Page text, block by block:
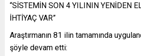
“SİSTEMİN SON 4 YILININ YENİDEN
İHTİYAÇ VAR”
Araştırmanın 81 ilin tamamında
şöyle devam etti: